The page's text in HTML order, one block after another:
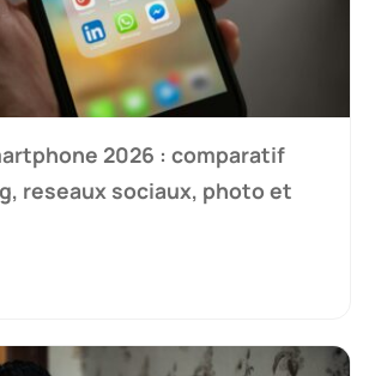
2026 : comparatif
reseaux sociaux, photo et